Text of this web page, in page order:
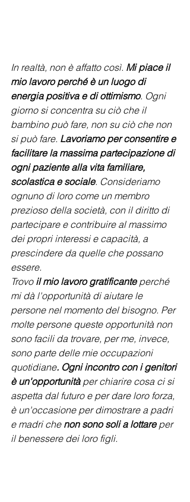
In realtà, non è affatto così. Mi piace il
mio lavoro perché è un luogo di
energia positiva e di ottimismo. Ogni
giorno si concentra su ciò che il
bambino può fare, non su ciò che non
si può fare. Lavoriamo per consentire e
facilitare la massima partecipazione di
ogni paziente alla vita familiare,
scolastica e sociale. Consideriamo
ognuno di loro come un membro
prezioso della società, con il diritto di
partecipare e contribuire al massimo
dei propri interessi e capacità, a
prescindere da quelle che possano
essere.
Trovo il mio lavoro gratificante perché
mi dà l'opportunità di aiutare le
persone nel momento del bisogno. Per
molte persone queste opportunità non
sono facili da trovare, per me, invece,
sono parte delle mie occupazioni
quotidiane. Ogni incontro con i genitori
è un'opportunità per chiarire cosa ci si
aspetta dal futuro e per dare loro forza,
è un'occasione per dimostrare a padri
e madri che non sono soli a lottare per
il benessere dei loro figli.